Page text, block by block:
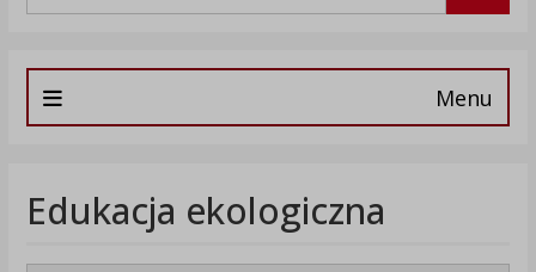
Menu
Edukacja ekologiczna